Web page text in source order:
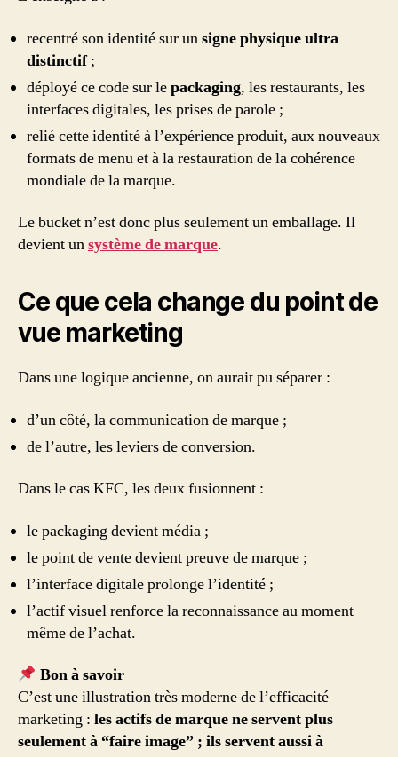
recentré son identité sur unsigne physique ultra
distinctif;
déployé ce code sur lepackaging, les restaurants, les
interfaces digitales, les prises de parole ;
relié cette identité à l’expérience produit, aux nouveaux
formats de menu et à la restauration de la cohérence
mondiale de la marque.
Le bucket n’est donc plus seulement un emballage. Il
devient unsystème de marque.
Ce que cela change du point de
vue marketing
Dans une logique ancienne, on aurait pu séparer :
d’un côté, la communication de marque ;
de l’autre, les leviers de conversion.
Dans le cas KFC, les deux fusionnent :
le packaging devient média ;
le point de vente devient preuve de marque ;
l’interface digitale prolonge l’identité ;
l’actif visuel renforce la reconnaissance au moment
même de l’achat.
Bon à savoir
C’est une illustration très moderne de l’efficacité
marketing : les actifs de marque ne servent plus
seulement à “faire image” ; ils servent aussi à